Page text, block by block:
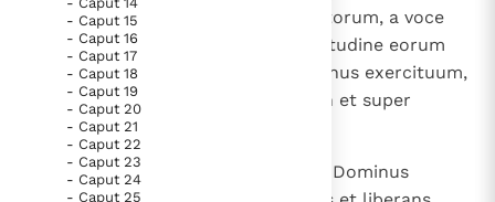
Paus Leo XIV in Pavia: "De stad is zowel een gave als
een taak"
Paus in Pavia: St. Augustinus toont ons de noodzaak om
"naar het innerlijk" toe te keren.
RK Documenten stelt heel veel belangrijke
kerkelijke documenten van de Rooms
Katholieke Kerk in het Nederlands beschikbaar
- Caput 15
- Caput 16
- Caput 17
- Caput 18
- Caput 19
- Caput 20
- Caput 21
- Caput 22
- Caput 23
- Caput 24
- Caput 25
cum occurrerit ei multitudo pastorum, a voce
eorum non formidabit et a multitudine eorum
non pavebit, sic descendet Dominus exercituum,
ut proelietur super montem Sion et super
collem eius.
Sicut aves volantes, sic proteget Dominus